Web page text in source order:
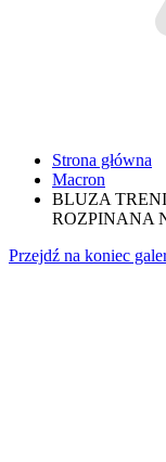
Strona główna
Macron
BLUZA
ROZPINANA
Przejdź na koniec